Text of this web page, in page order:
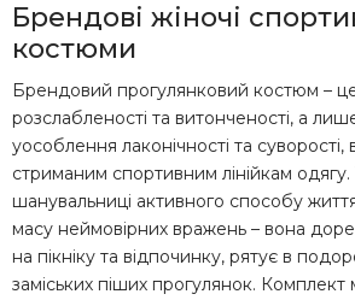
Брендові жіночі
костюми
Брендовий прогулянковий костюм –
розслабленості та витонченості, а
уособлення лаконічності та суворості,
стриманим спортивним лінійкам одягу.
шанувальниці активного способу
масу неймовірних вражень – вона
на пікніку та відпочинку, рятує в
заміських піших прогулянок. Комплект